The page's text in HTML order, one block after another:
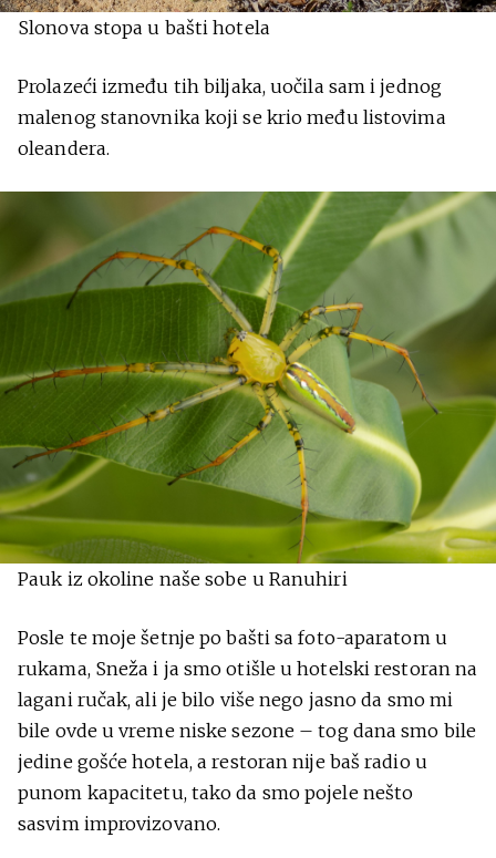
Slonova stopa u bašti hotela
Prolazeći između tih biljaka, uočila sam i jednog
malenog stanovnika koji se krio među listovima
oleandera.
Pauk iz okoline naše sobe u Ranuhiri
Posle te moje šetnje po bašti sa foto-aparatom u
rukama, Sneža i ja smo otišle u hotelski restoran na
lagani ručak, ali je bilo više nego jasno da smo mi
bile ovde u vreme niske sezone – tog dana smo bile
jedine gošće hotela, a restoran nije baš radio u
punom kapacitetu, tako da smo pojele nešto
sasvim improvizovano.